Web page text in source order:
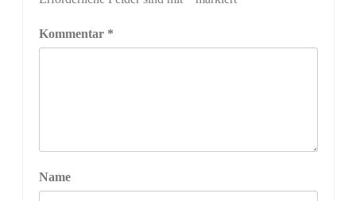
Kommentar *
Name